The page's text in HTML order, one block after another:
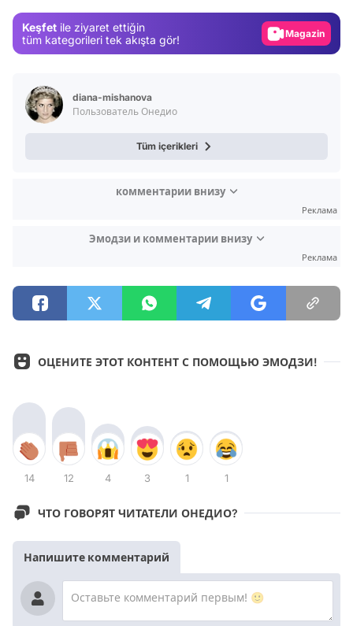
Keşfet ile ziyaret ettiğin
tüm kategorileri tek akışta gör!
Magazin
diana-mishanova
Пользователь Онедио
Tüm içerikleri
комментарии внизу
Реклама
Эмодзи и комментарии внизу
Реклама
ОЦЕНИТЕ ЭТОТ КОНТЕНТ С ПОМОЩЬЮ ЭМОДЗИ!
14 12 4 3 1 1
ЧТО ГОВОРЯТ ЧИТАТЕЛИ ОНЕДИО?
Напишите комментарий